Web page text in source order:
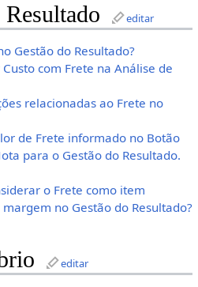
editar
Gestão do Resultado?
com Frete na Análise de
relacionadas ao Frete no
de Frete informado no Botão
para o Gestão do Resultado.
o Frete como item
no Gestão do Resultado?
editar